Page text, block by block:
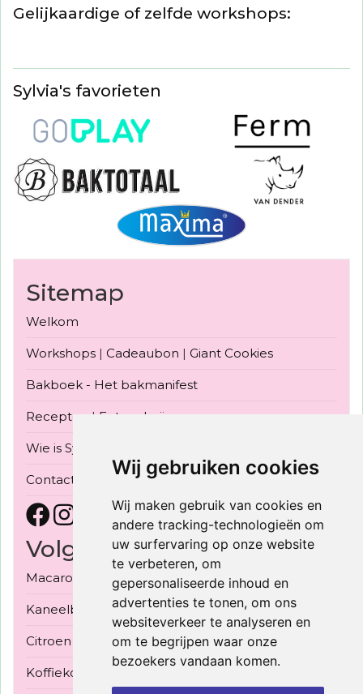
Wij gebruiken cookies
Wij maken gebruik van cookies en
andere tracking-technologieën om
uw surfervaring op onze website
te verbeteren, om
gepersonaliseerde inhoud en
advertenties te tonen, om ons
websiteverkeer te analyseren en
om te begrijpen waar onze
bezoekers vandaan komen.
Gelijkaardige of zelfde workshops:
Sylvia's favorieten
Sitemap
Welkom
Workshops | Cadeaubon | Giant Cookies
Bakboek - Het bakmanifest
Recepten|Fotogalerij
Wie is Sylvia Konior
Contact
Volgende Workshops
Macarons met 3 vullingen - 30/09/2026
Kaneelbroodjes 3 soorten - 03/10/2026
Citroen meringue taart - 08/10/2026
Koffiekoeken, gerezen bladerdeeg - 10/10/2026